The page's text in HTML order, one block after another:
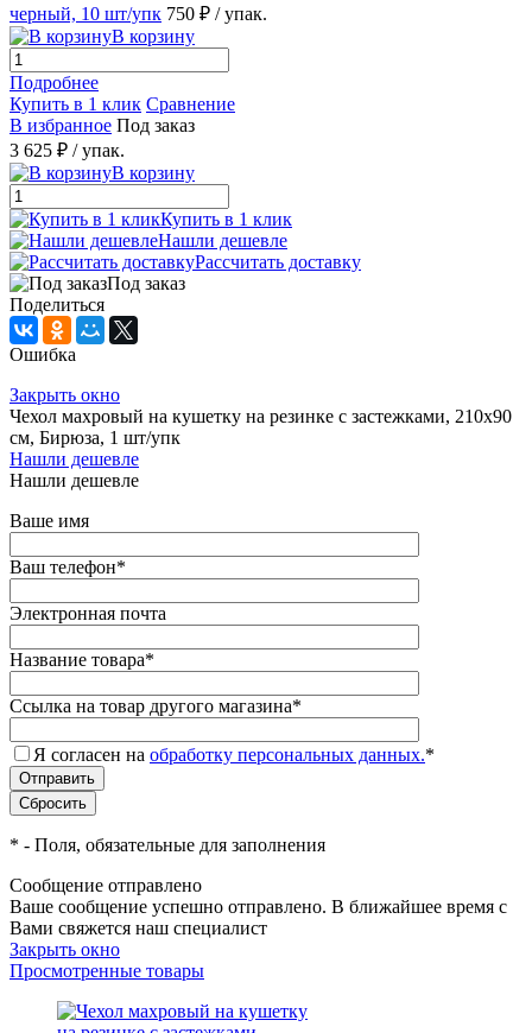
черный, 10 шт/упк 750 ₽ / упак.
В корзину
Подробнее
Купить в 1 клик Сравнение
В избранное Под заказ
3 625 ₽ / упак.
В корзину
Купить в 1 клик
Нашли дешевле
Рассчитать доставку
Под заказ
Поделиться
Ошибка
Закрыть окно
Чехол махровый на кушетку на резинке с застежками, 210х90
см, Бирюза, 1 шт/упк
Нашли дешевле
Нашли дешевле
Ваше имя
Ваш телефон*
Электронная почта
Название товара*
Ссылка на товар другого магазина*
Я согласен на обработку персональных данных.*
* - Поля, обязательные для заполнения
Сообщение отправлено
Ваше сообщение успешно отправлено. В ближайшее время с
Вами свяжется наш специалист
Закрыть окно
Просмотренные товары